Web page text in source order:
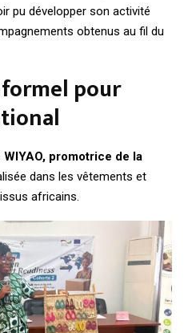
pu développer son activité
obtenus au fil du
pour
WIYAO, promotrice de la
dans les vêtements et
africains.